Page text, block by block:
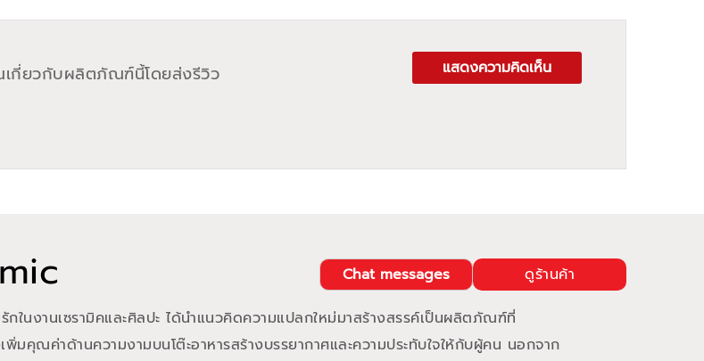
ดูร้านค้า
Chat messages
ในงานเซรามิคและศิลปะ ได้นำแนวคิดความแปลกใหม่มาสร้างสรรค์เป็นผลิตภัณฑ์ที่
มคุณค่าด้านความงามบนโต๊ะอาหารสร้างบรรยากาศและความประทับใจให้กับผู้คน นอกจาก
กี่ยวกับผลิตภัณฑ์นี้โดยส่งรีวิว แสดงความคิดเห็น